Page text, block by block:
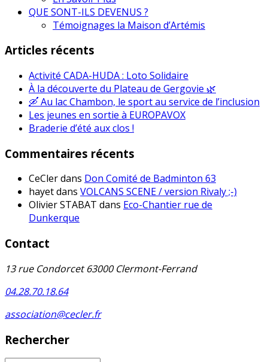
QUE SONT-ILS DEVENUS ?
Témoignages la Maison d’Artémis
Articles récents
Activité CADA-HUDA : Loto Solidaire
À la découverte du Plateau de Gergovie 🌿
🛶 Au lac Chambon, le sport au service de l’inclusion
Les jeunes en sortie à EUROPAVOX
Braderie d’été aux clos !
Commentaires récents
CeClerdans Don Comité de Badminton 63
hayetdans VOLCANS SCENE / version Rivaly ;-)
Olivier STABAT dans Eco-Chantier rue de
Dunkerque
Contact
13 rue Condorcet 63000 Clermont-Ferrand
04.28.70.18.64
association@cecler.fr
Rechercher